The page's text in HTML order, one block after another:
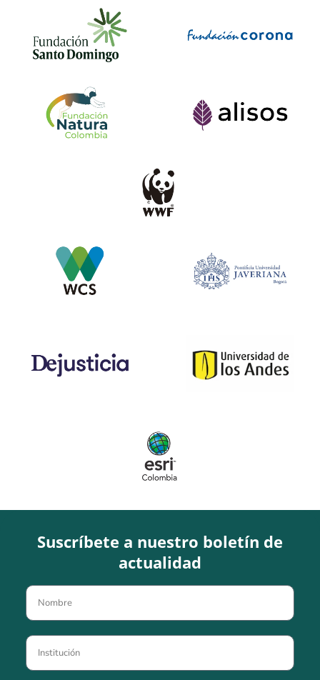
Suscríbete a nuestro boletín de
actualidad